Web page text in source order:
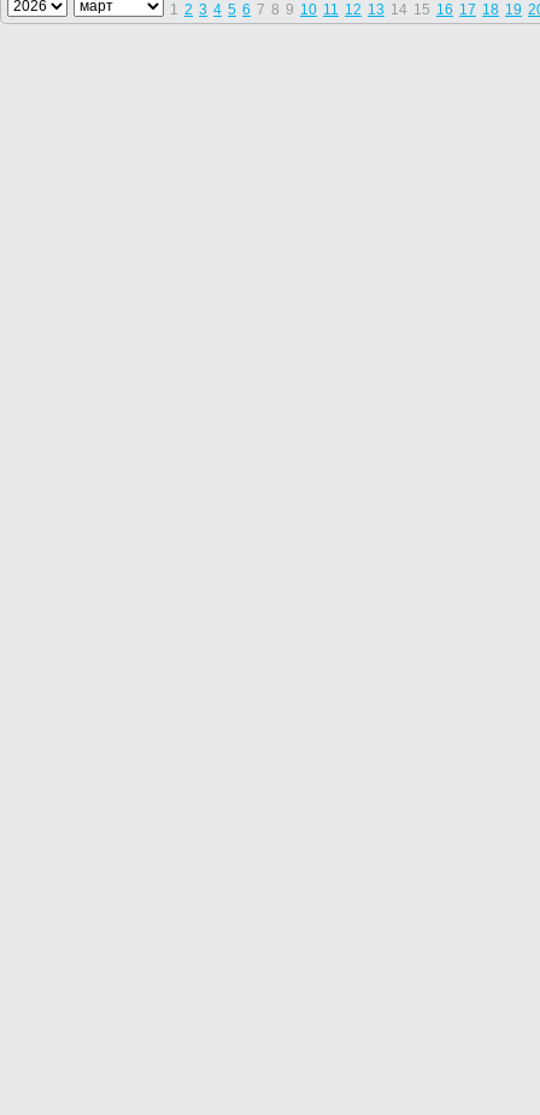
1 2 3 4 5 6 7 8 9 10 11 12 13 14 15 16 17 18 19